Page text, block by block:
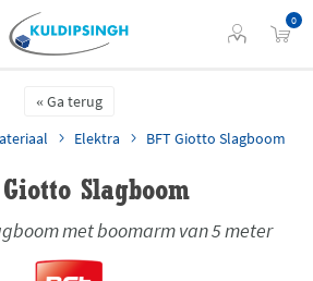
0
Ga terug
Elektra BFT Giotto Slagboom
Slagboom
met boomarm van 5 meter